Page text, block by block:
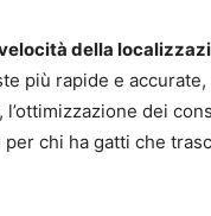
della
più rapide e
dei
chi ha gatti che